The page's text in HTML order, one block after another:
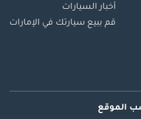
أخبار السيارات
قم ببيع سيارتك في الإمارات
الموقع